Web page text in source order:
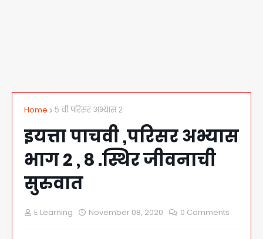
Home ५ वी परिसर अभ्यास २
इयत्ता पाचवी ,परिसर अभ्यास
भाग 2 , ८ .स्थिर जीवनाची
सुरुवात
E Learning November 08, 2020 0 Comments